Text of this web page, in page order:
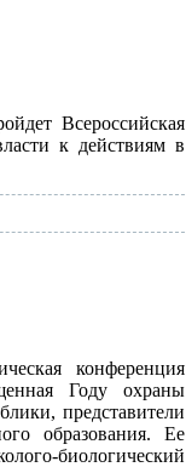
Всероссийская
к действиям в
конференция
Году охраны
представители
образования. Ее
биологический